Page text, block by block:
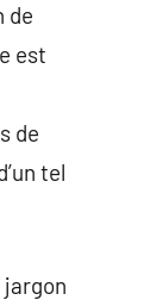
de
est
de
tel
jargon